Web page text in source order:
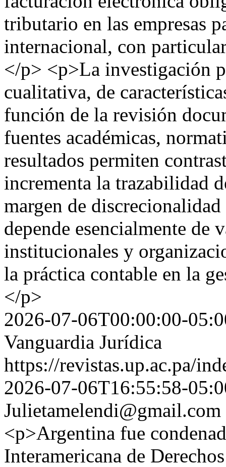
tributario en las empresas
internacional, con
</p> <p>La investigación
cualitativa, de
función de la revisión
fuentes académicas,
resultados permiten
incrementa la trazabilidad
margen de
depende esencialmente de
institucionales y
la práctica contable en la
</p>
2026-07-06T00:00:00-
Vanguardia Jurídica
https://revistas.up.ac.pa/
2026-07-06T16:55:58-
Julietamelendi@gmail.com
<p>Argentina fue
Interamericana de